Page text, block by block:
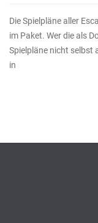
Die Spielpläne aller
im Paket. Wer die als
Spielpläne nicht selbst
in